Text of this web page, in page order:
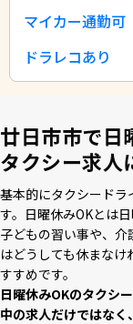
マイカー通勤可
ドラレコあり
廿日市市で日
タクシー求人
基本的にタクシードラ
す。⽇曜休みOKとは
⼦どもの習い事や、
はどうしても休まな
すすめです。
⽇曜休みOKのタクシ
中の求⼈だけではなく